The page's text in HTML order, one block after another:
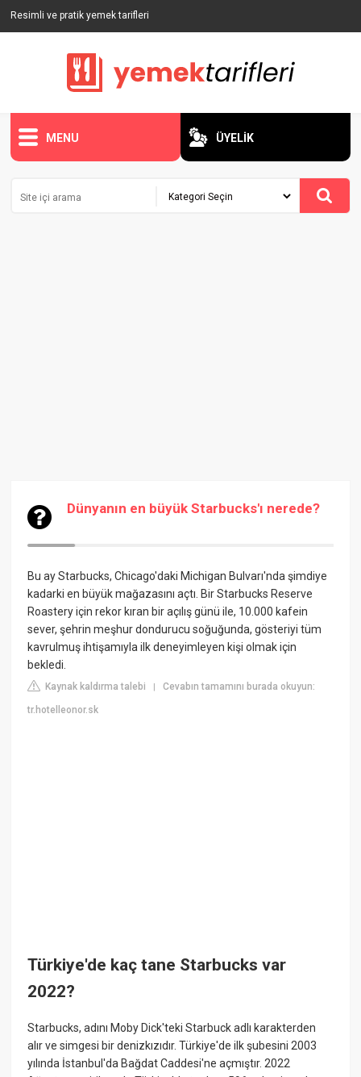
Resimli ve pratik yemek tarifleri
MENU ÜYELİK
Dünyanın en büyük Starbucks'ı nerede?
Bu ay Starbucks, Chicago'daki Michigan Bulvarı'nda şimdiye
kadarki en büyük mağazasını açtı. Bir Starbucks Reserve
Roastery için rekor kıran bir açılış günü ile, 10.000 kafein
sever, şehrin meşhur dondurucu soğuğunda, gösteriyi tüm
kavrulmuş ihtişamıyla ilk deneyimleyen kişi olmak için
bekledi.
Kaynak kaldırma talebi |Cevabın tamamını burada okuyun:
tr.hotelleonor.sk
Türkiye'de kaç tane Starbucks var
2022?
Starbucks, adını Moby Dick'teki Starbuck adlı karakterden
alır ve simgesi bir denizkızıdır. Türkiye'de ilk şubesini 2003
yılında İstanbul'da Bağdat Caddesi'ne açmıştır. 2022